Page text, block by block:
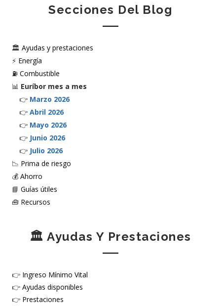
Secciones Del Blog
🏛️ Ayudas y prestaciones
⚡ Energía
⛽ Combustible
📊 Euríbor mes a mes
👉 Marzo 2026
👉 Abril 2026
👉 Mayo 2026
👉 Junio 2026
👉 Julio 2026
📉 Prima de riesgo
💰 Ahorro
📘 Guías útiles
🧰 Recursos
🏛️ Ayudas Y Prestaciones
👉 Ingreso Mínimo Vital
👉 Ayudas disponibles
👉 Prestaciones